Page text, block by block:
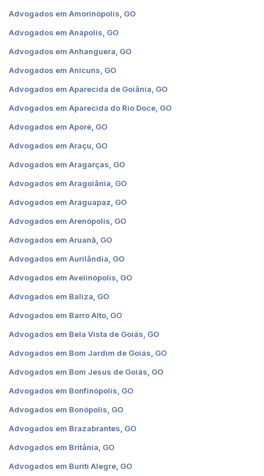
Advogados em Amorinópolis, GO
Advogados em Anápolis, GO
Advogados em Anhanguera, GO
Advogados em Anicuns, GO
Advogados em Aparecida de Goiânia, GO
Advogados em Aparecida do Rio Doce, GO
Advogados em Aporé, GO
Advogados em Araçu, GO
Advogados em Aragarças, GO
Advogados em Aragoiânia, GO
Advogados em Araguapaz, GO
Advogados em Arenópolis, GO
Advogados em Aruanã, GO
Advogados em Aurilândia, GO
Advogados em Avelinópolis, GO
Advogados em Baliza, GO
Advogados em Barro Alto, GO
Advogados em Bela Vista de Goiás, GO
Advogados em Bom Jardim de Goiás, GO
Advogados em Bom Jesus de Goiás, GO
Advogados em Bonfinópolis, GO
Advogados em Bonópolis, GO
Advogados em Brazabrantes, GO
Advogados em Britânia, GO
Advogados em Buriti Alegre, GO